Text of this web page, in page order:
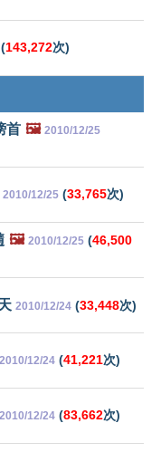
(143,272次)
首 🖼️ 2010/12/25
2010/12/25 (33,765次)
🖼️ 2010/12/25 (46,500
2010/12/24 (33,448次)
2010/12/24 (41,221次)
2010/12/24 (83,662次)